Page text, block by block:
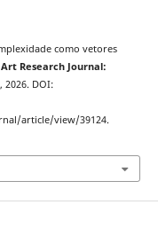
como vetores
Art Research Journal:
2026. DOI:
article/view/39124.